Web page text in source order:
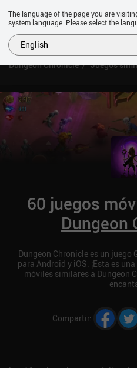
Dungeon Chronicle Juegos
60 juegos
Dungeon
Dungeon Chronicle es un juego
para Android y iOS. ¡Esta es
móviles similares a Dungeon
Compartir:
The language of the page you are
system language. Please select the
English